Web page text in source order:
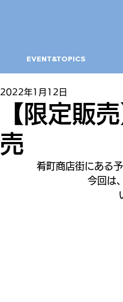
EVENT&TOPICS
【限定販
売
2022年1月12日
肴町商店街にある
今回は